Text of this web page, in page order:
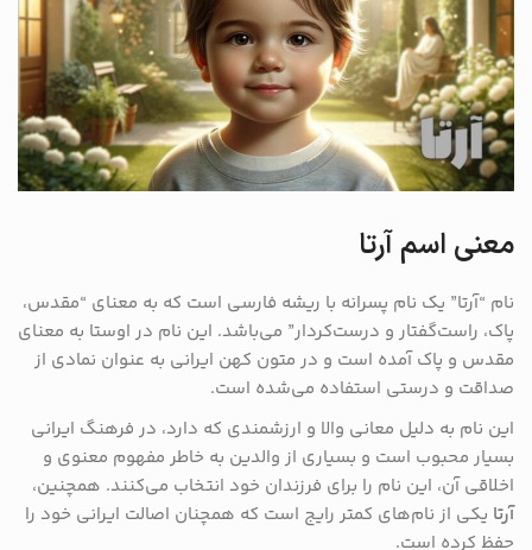
معنی اسم آرتا
نام “آرتا” یک نام پسرانه با ریشه فارسی است که به معنای “مقدس،
پاک، راست‌گفتار و درست‌کردار” می‌باشد. این نام در اوستا به معنای
مقدس و پاک آمده است و در متون کهن ایرانی به عنوان نمادی از
صداقت و درستی استفاده می‌شده است.
این نام به دلیل معانی والا و ارزشمندی که دارد، در فرهنگ ایرانی
بسیار محبوب است و بسیاری از والدین به خاطر مفهوم معنوی و
اخلاقی آن، این نام را برای فرزندان خود انتخاب می‌کنند. همچنین،
آرتا یکی از نام‌های کمتر رایج است که همچنان اصالت ایرانی خود را
حفظ کرده است.